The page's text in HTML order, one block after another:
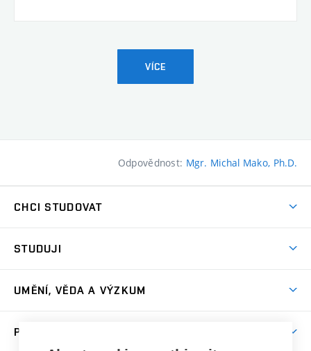
VÍCE
Odpovědnost: Mgr. Michal Mako, Ph.D.
CHCI STUDOVAT
Přijímačky
Dny otevřených dveří
Přípravné kurzy
STUDUJI
Časový plán studia
UMĚNÍ, VĚDA A VÝZKUM
PRO VEŘEJNOST